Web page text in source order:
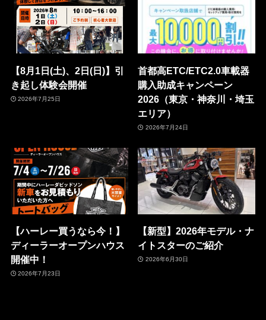
【8月1日(土)、2日(日)】引
き起し体験会開催
2026年7月25日
首都高ETC/ETC2.0車載器
購入助成キャンペーン
2026（東京・神奈川・埼玉
エリア）
2026年7月24日
【ハーレー買うなら今！】
ディーラーオープンハウス
開催中！
2026年7月23日
【新型】2026年モデル・ナ
イトスターのご紹介
2026年6月30日